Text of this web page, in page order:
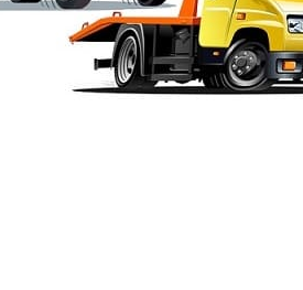
по телефонам на сайте, и уже
получить техническую помощь